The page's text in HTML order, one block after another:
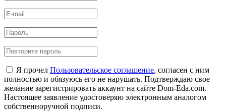
Я прочел Пользовательское соглашение, согласен с ним
полностью и обязуюсь его не нарушать. Подтверждаю свое
желание зарегистрировать аккаунт на сайте Dom-Eda.com.
Настоящее заявление удостоверяю электронным аналогом
собственноручной подписи.